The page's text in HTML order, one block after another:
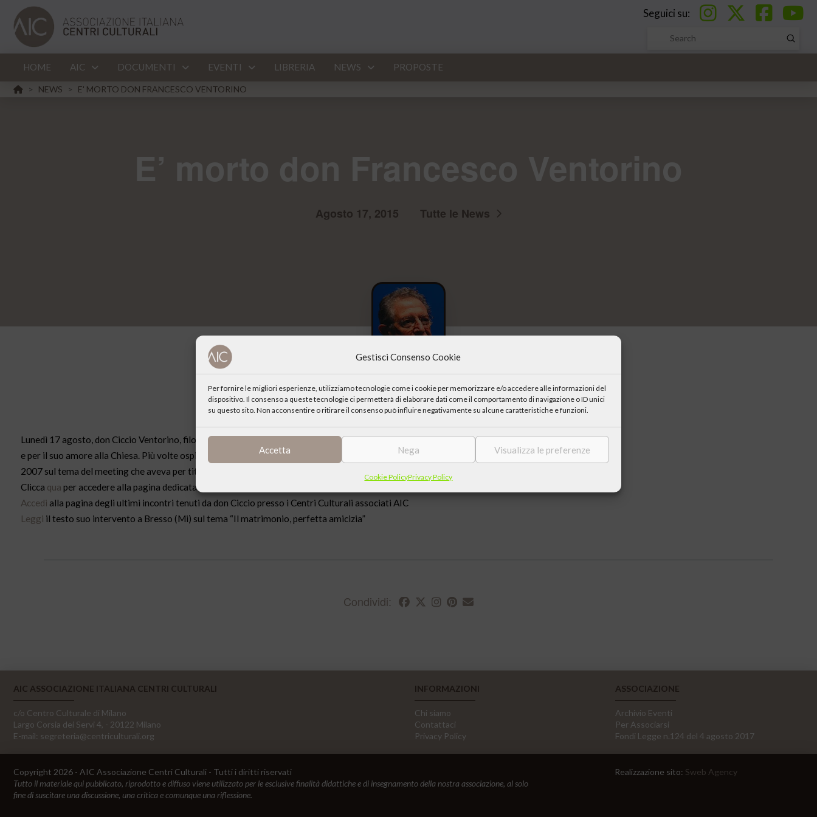
Gestisci Consenso Cookie
Per fornire le migliori esperienze, utilizziamo tecnologie come i cookie per memorizzare e/o accedere alle informazioni del
dispositivo. Il consenso a queste tecnologie ci permetterà di elaborare dati come il comportamento di navigazione o ID unici
su questo sito. Non acconsentire o ritirare il consenso può influire negativamente su alcune caratteristiche e funzioni.
Accetta Nega Visualizza le preferenze
Cookie PolicyPrivacy Policy
Seguici su:
Search
Submit
HOME AIC DOCUMENTI EVENTI LIBRERIA NEWS PROPOSTE
HOME
> NEWS > E' MORTO DON FRANCESCO VENTORINO
Agosto 17, 2015 Tutte le News
Lunedì 17 agosto, don Ciccio Ventorino, filosofo, teologo, saggista è tornato alla casa del Padre. AIC lo ricorda per la sua testimonianza di fede
e per il suo amore alla Chiesa. Più volte ospite dei Centri Culturali e protagonista del Meeting di Rimini, rileggiamo la relazione da lui svolta nel
2007 sul tema del meeting che aveva per titolo “La verità è il destino per il quale siamo stati fatti”.
Clicca qua per accedere alla pagina dedicata sul sito del Meeting di Rimini.
Accedi alla pagina degli ultimi incontri tenuti da don Ciccio presso i Centri Culturali associati AIC
Leggi il testo suo intervento a Bresso (Mi) sul tema “Il matrimonio, perfetta amicizia”
Condividi:
AIC ASSOCIAZIONE ITALIANA CENTRI CULTURALI
c/o Centro Culturale di Milano
Largo Corsia dei Servi 4, - 20122 Milano
E-mail: segreteria@centriculturali.org
INFORMAZIONI
Chi siamo
Contattaci
Privacy Policy
ASSOCIAZIONE
Archivio Eventi
Per Associarsi
Fondi Legge n.124 del 4 agosto 2017
Copyright 2026 - AIC Associazione Centri Culturali - Tutti i diritti riservati
Tutto il materiale qui pubblicato, riprodotto e diffuso viene utilizzato per le esclusive finalità didattiche e di insegnamento della nostra associazione, al solo
fine di suscitare una discussione, una critica e comunque una riflessione.
Realizzazione sito: Sweb Agency